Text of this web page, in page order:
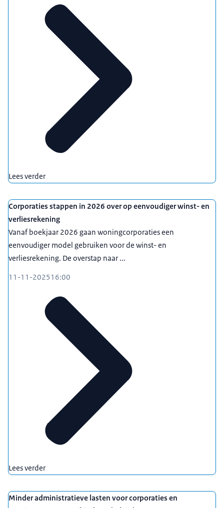
Lees verder
Corporaties stappen in 2026 over op eenvoudiger winst- en
verliesrekening
Vanaf boekjaar 2026 gaan woningcorporaties een
eenvoudiger model gebruiken voor de winst- en
verliesrekening. De overstap naar ...
11-11-202516:00
Lees verder
Minder administratieve lasten voor corporaties en